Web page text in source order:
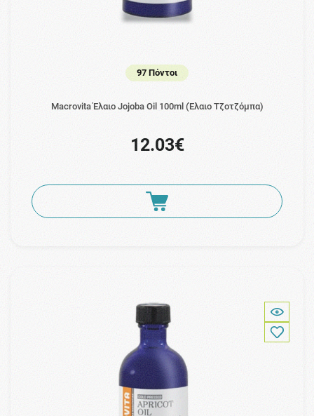
97 Πόντοι
Macrovita Έλαιο Jojoba Oil 100ml (Έλαιο Τζοτζόμπα)
12.03€